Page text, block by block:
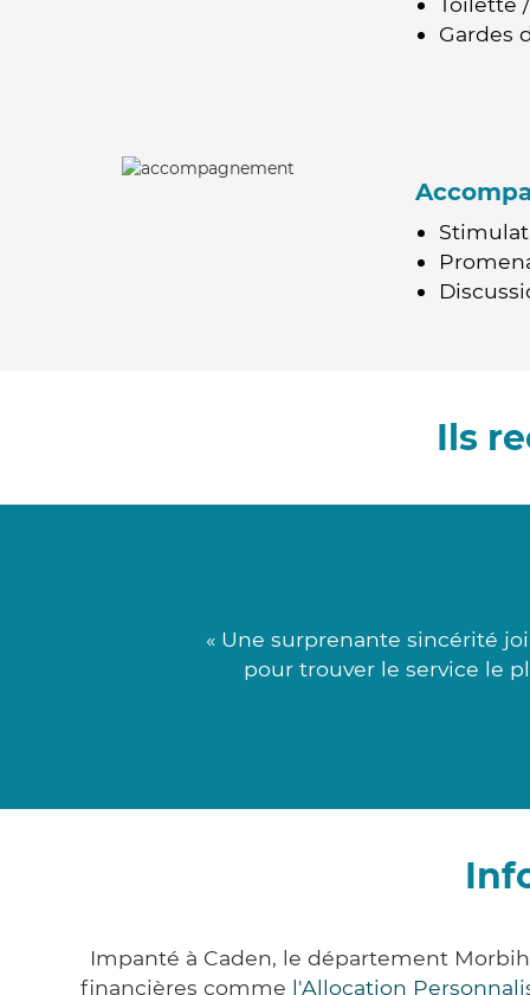
Gardes
Ils
« Une surprenante sincérité
pour trouver le service le
Impanté à Caden, le département
financières comme l'Allocation